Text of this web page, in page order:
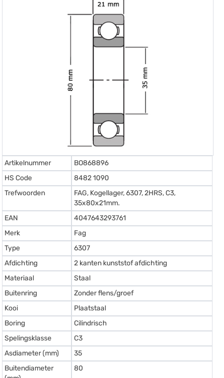
Artikelnummer
BO868896
HS Code
8482 1090
Trefwoorden
FAG, Kogellager, 6307, 2HRS, C3,
35x80x21mm.
EAN
4047643293761
Merk
Fag
Type
6307
Afdichting
2 kanten kunststof afdichting
Materiaal
Staal
Buitenring
Zonder flens/groef
Kooi
Plaatstaal
Boring
Cilindrisch
Spelingsklasse
C3
Asdiameter (mm)
35
Buitendiameter
80